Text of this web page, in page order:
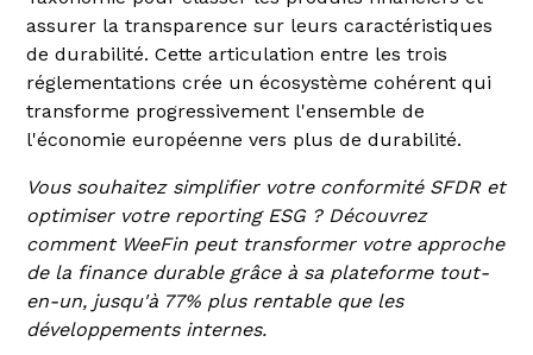
assurer la transparence sur leurs caractéristiques
de durabilité. Cette articulation entre les trois
réglementations crée un écosystème cohérent qui
transforme progressivement l'ensemble de
l'économie européenne vers plus de durabilité.
Vous souhaitez simplifier votre conformité SFDR et
optimiser votre reporting ESG ? Découvrez
comment WeeFin peut transformer votre approche
de la finance durable grâce à sa plateforme tout-
en-un, jusqu'à 77% plus rentable que les
développements internes.